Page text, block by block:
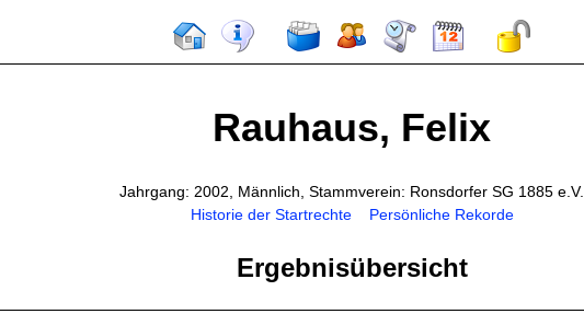
Rauhaus, Felix
Jahrgang: 2002, Männlich, Stammverein: Ronsdorfer SG 1885 e.V.
Historie der Startrechte
Persönliche Rekorde
Ergebnisübersicht